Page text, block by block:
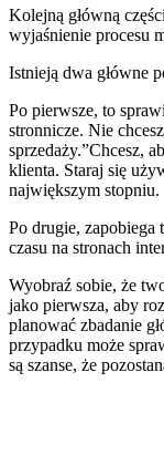
Kolejną główną
wyjaśnienie procesu
Istnieją dwa główne
Po pierwsze, to
stronnicze. Nie
sprzedaży.”Chcesz,
klienta. Staraj się
największym stopniu.
Po drugie, zapobiega
czasu na stronach
Wyobraź sobie, że
jako pierwsza, aby
planować zbadanie
przypadku może
są szanse, że